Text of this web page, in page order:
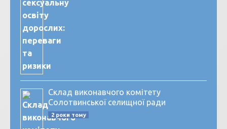
Склад виконавчого комітету
Солотвинської селищної ради
2 роки тому